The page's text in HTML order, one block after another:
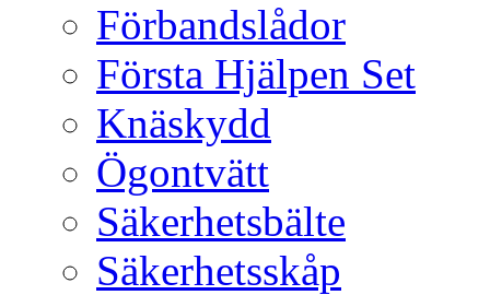
Förbandslådor
Första Hjälpen Set
Knäskydd
Ögontvätt
Säkerhetsbälte
Säkerhetsskåp